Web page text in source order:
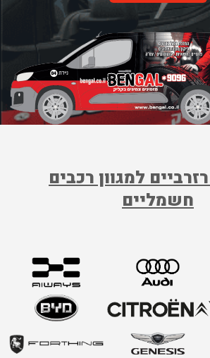
100 ש"ח, וזוהי כמובן עוד סיבה טובה לבחור בערכה. משלוח עד
משלים עסקה כדאית.
היא כמובן השקט הנפשי. אנחנו כמובן מאחלים לכם
אבל כשיש פנצ'ר - ובמצב הכבישים בארץ גם נהגים
הגלגלים ברכב שלהם התפנצ'ר - טוב שיש מענה
למגוון רכבים
חשמליים